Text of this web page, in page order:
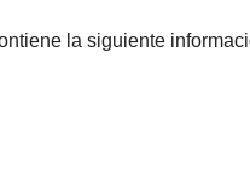
la siguiente